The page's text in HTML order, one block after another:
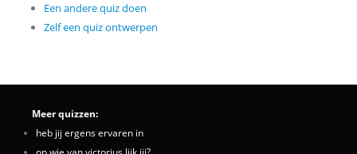
Een andere quiz doen
Zelf een quiz ontwerpen
Meer quizzen:
heb jij ergens ervaren in